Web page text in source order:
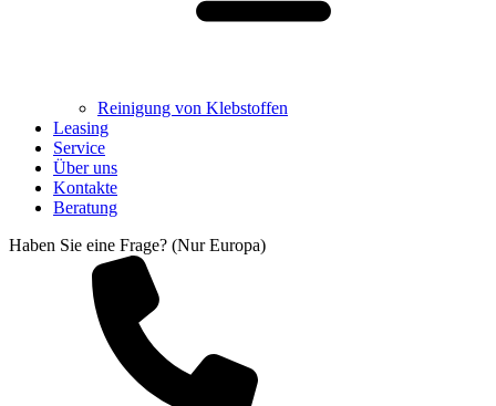
Reinigung von Klebstoffen
Leasing
Service
Über uns
Kontakte
Beratung
Haben Sie eine Frage? (Nur Europa)